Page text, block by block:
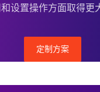
设置操作方面取得更
定制方案